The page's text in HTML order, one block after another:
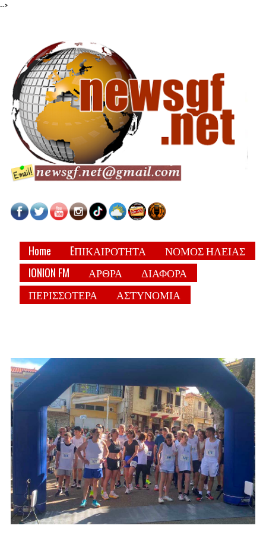
-->
Home EΠΙΚΑΙΡΟΤΗΤΑ
ΝΟΜΟΣ ΗΛΕΙΑΣ
IONION FM
ΑΡΘΡΑ
ΔΙΑΦΟΡΑ
ΠΕΡΙΣΣΟΤΕΡΑ
ΑΣΤΥΝΟΜΙΑ